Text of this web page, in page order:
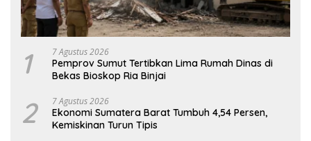
1 7 Agustus 2026
Pemprov Sumut Tertibkan Lima Rumah Dinas di
Bekas Bioskop Ria Binjai
2 7 Agustus 2026
Ekonomi Sumatera Barat Tumbuh 4,54 Persen,
Kemiskinan Turun Tipis